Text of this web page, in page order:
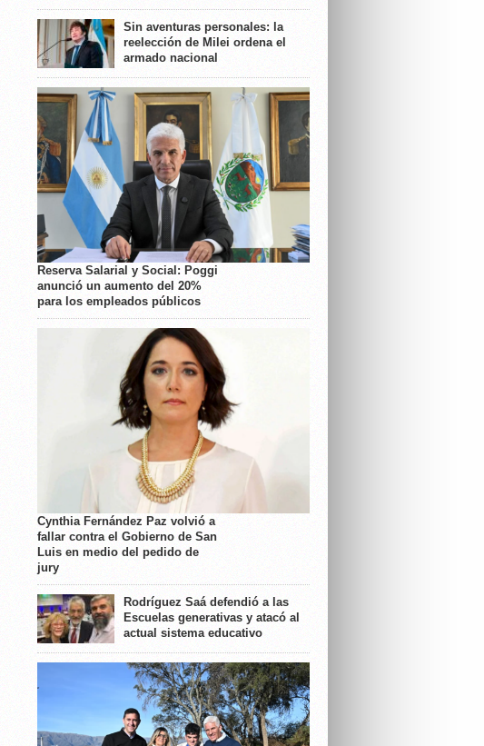
Sin aventuras personales: la
reelección de Milei ordena el
armado nacional
Reserva Salarial y Social: Poggi
anunció un aumento del 20%
para los empleados públicos
Cynthia Fernández Paz volvió a
fallar contra el Gobierno de San
Luis en medio del pedido de
jury
Rodríguez Saá defendió a las
Escuelas generativas y atacó al
actual sistema educativo